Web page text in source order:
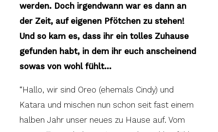
werden. Doch irgendwann war es dann an
der Zeit, auf eigenen Pfötchen zu stehen!
Und so kam es, dass ihr ein tolles Zuhause
gefunden habt, in dem ihr euch anscheinend
sowas von wohl fühlt…
“Hallo, wir sind Oreo (ehemals Cindy) und
Katara und mischen nun schon seit fast einem
halben Jahr unser neues zu Hause auf. Vom